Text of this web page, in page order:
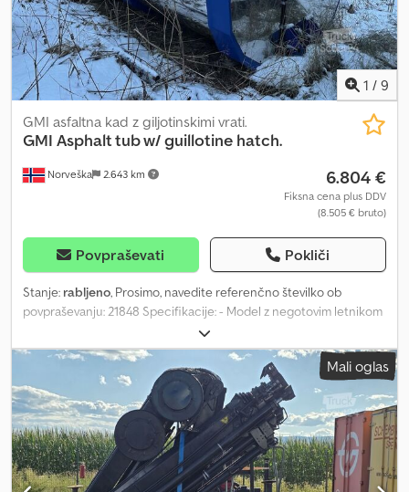
1 / 9
Norveška 2.643 km
GMI asfaltna kad z giljotinskimi vrati.
GMI Asphalt tub w/ guillotine hatch.
6.804 €
Fiksna cena plus DDV
(8.505 € bruto)
Povpraševati Pokliči
Stanje: rabljeno, Prosimo, navedite referenčno številko ob
povpraševanju: 21848 Specifikacije: - Model z negotovim letnikom
Lastnik navaja, da je bil v uporabi tri sezone. - Naletel sem na
Mercedes 3355 z medosno razdaljo 330 cm. - Jeklenka na motorni
kapuci je treba zamenjati. - Dvojno izolirana padajoča vrata -
Odobreno s strani okrožne uprave - Vrhunska cev ni vključena v
dobavo = Dodatne informacije = Novo: Ne Namen uporabe: Prevoz
blaga Za več informacij kontaktirajte ATS Norway. Dedpfx
Aszqktasbgokr
Mali oglas